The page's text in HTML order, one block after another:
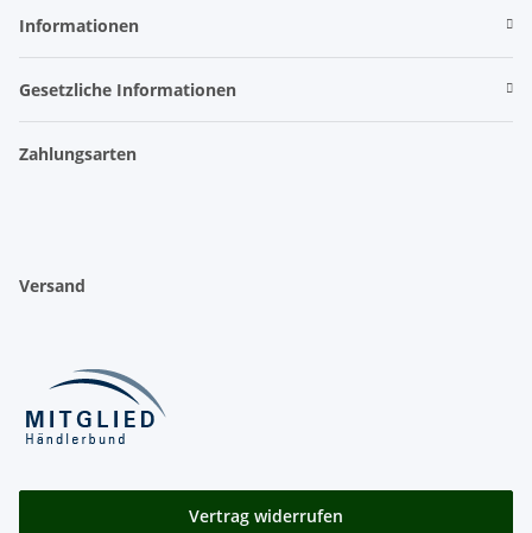
Informationen
Gesetzliche Informationen
Zahlungsarten
Versand
Vertrag widerrufen